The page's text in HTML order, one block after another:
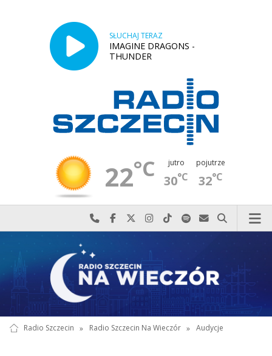
SŁUCHAJ TERAZ
IMAGINE DRAGONS -
THUNDER
22°C jutro
30°C
pojutrze
32°C
Najlepiej po prostu do nas zadzwoń
Odwiedź nas na Facebook-u
Odwiedź nas na X
Odwiedź nas na Instagram-ie
Odwiedź nas na TikTok-u
Szukaj nas na Spotify
Wyślij do nas
Szukaj
Radio Szczecin » Radio Szczecin Na Wieczór » Audycje